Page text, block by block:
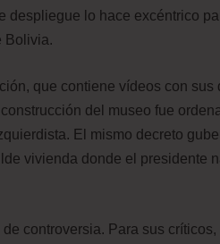
despliegue lo hace excéntrico
Bolivia.
que contiene vídeos con sus
del museo fue
El mismo decreto
vivienda donde el presidente
controversia. Para sus críticos,